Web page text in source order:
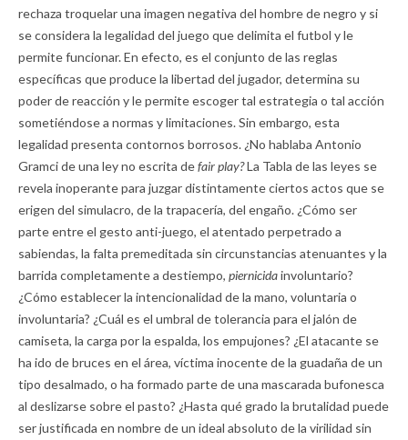
rechaza troquelar una imagen negativa del hombre de negro y si
se considera la legalidad del juego que delimita el futbol y le
permite funcionar. En efecto, es el conjunto de las reglas
específicas que produce la libertad del jugador, determina su
poder de reacción y le permite escoger tal estrategia o tal acción
sometiéndose a normas y limitaciones. Sin embargo, esta
legalidad presenta contornos borrosos. ¿No hablaba Antonio
Gramci de una ley no escrita defair play?La Tabla de las leyes se
revela inoperante para juzgar distintamente ciertos actos que se
erigen del simulacro, de la trapacería, del engaño. ¿Cómo ser
parte entre el gesto anti-juego, el atentado perpetrado a
sabiendas, la falta premeditada sin circunstancias atenuantes y la
barrida completamente a destiempo, piernicidainvoluntario?
¿Cómo establecer la intencionalidad de la mano, voluntaria o
involuntaria? ¿Cuál es el umbral de tolerancia para el jalón de
camiseta, la carga por la espalda, los empujones? ¿El atacante se
ha ido de bruces en el área, víctima inocente de la guadaña de un
tipo desalmado, o ha formado parte de una mascarada bufonesca
al deslizarse sobre el pasto? ¿Hasta qué grado la brutalidad puede
ser justificada en nombre de un ideal absoluto de la virilidad sin